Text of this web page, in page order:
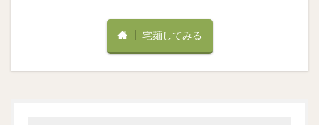
宅麺してみる